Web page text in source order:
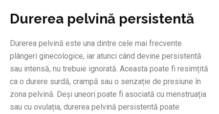
Durerea pelvină persistentă
Durerea pelvină este una dintre cele mai frecvente
plângeri ginecologice, iar atunci când devine persistentă
sau intensă, nu trebuie ignorată. Aceasta poate fi resimțită
ca o durere surdă, crampă sau o senzație de presiune în
zona pelvină. Deși uneori poate fi asociată cu menstruația
sau cu ovulația, durerea pelvină persistentă poate